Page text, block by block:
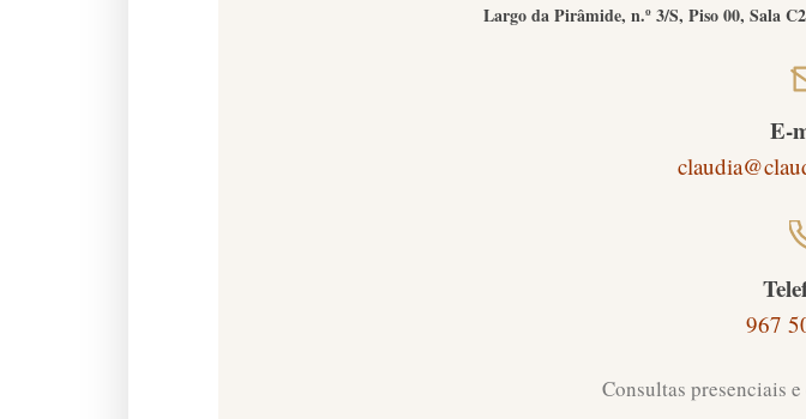
Largo da Pirâmide, n.º 3/S, Piso 00, Sala
E-
967
Consultas presenciais